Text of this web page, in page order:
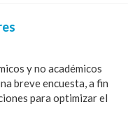
y no académicos
breve encuesta, a fin
para optimizar el